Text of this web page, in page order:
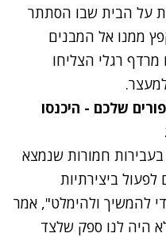
על הבית שבו הסתתר
ממנו אל המבנים
מרדף רגלי הצליחו
שלכם - היכנסו
בעבירות חמורות שנמצא
ביצירתיות
להמשיך ולהימלט", אמר
היה לנו ספק שלצד